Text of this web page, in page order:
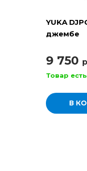
YUKA
джембе
9 750
Товар
В